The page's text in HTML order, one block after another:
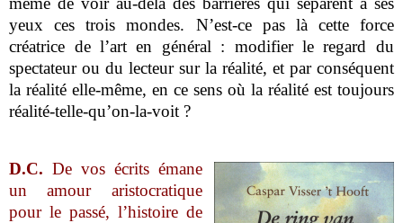
yeux ces trois mondes. N’est-ce pas là cette force
créatrice de l’art en général : modifier le regard du
spectateur ou du lecteur sur la réalité, et par conséquent
la réalité elle-même, en ce sens où la réalité est toujours
réalité-telle-qu’on-la-voit ?
D.C. De vos écrits émane
un amour aristocratique
pour le passé, l’histoire de